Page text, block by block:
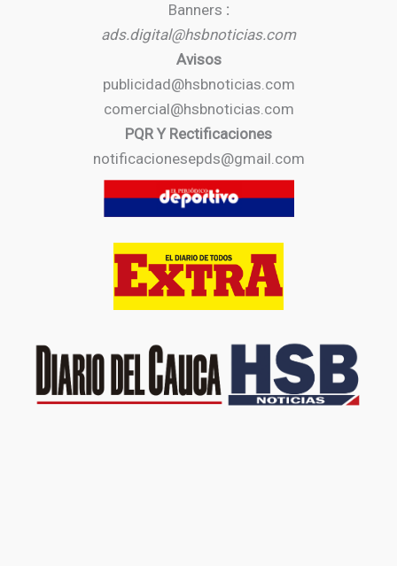
Banners :
ads.digital@hsbnoticias.com
Avisos
publicidad@hsbnoticias.com
comercial@hsbnoticias.com
PQR Y Rectificaciones
notificacionesepds@gmail.com